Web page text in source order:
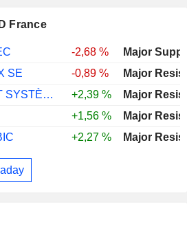
France
-2,68 %
Major
SE -0,89 %
Major
DASSAULT SYSTÈMES SE +2,39 %
Major
+1,56 %
Major
+2,27 % Major